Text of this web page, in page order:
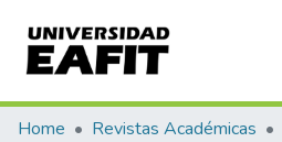
Communities & Collections
Home Revistas Académicas